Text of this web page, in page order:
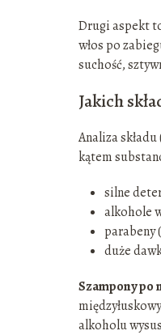
Drugi aspekt
włos po
suchość,
Jakich
Analiza
kątem
silne
alkohole
parabeny
duże
Szampony po
alkoholu